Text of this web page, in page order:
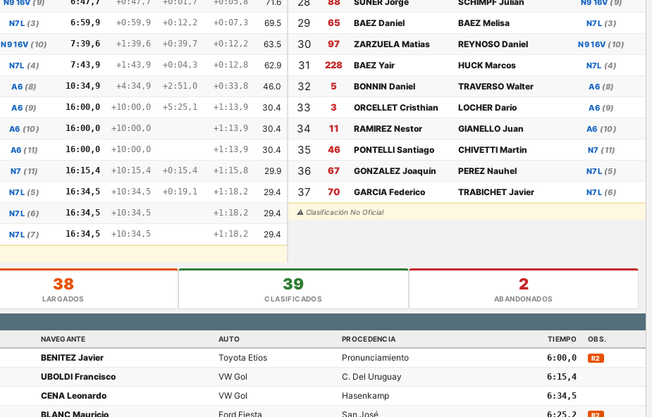
N9 16V (9)
N7L (3) 6:59,9 +0:59,9 +0:12,2 +0:07,3 69.5
N9 16V (10) 7:39,6 +1:39,6 +0:39,7 +0:12,2 63.5
N7L (4) 7:43,9 +1:43,9 +0:04,3 +0:12,8 62.9
A6 (8) 10:34,9 +4:34,9 +2:51,0 +0:33,8 46.0
A6 (9) 16:00,0 +10:00,0 +5:25,1 +1:13,9 30.4
A6 (10) 16:00,0 +10:00,0 +1:13,9 30.4
A6 (11) 16:00,0 +10:00,0 +1:13,9 30.4
N7 (11) 16:15,4 +10:15,4 +0:15,4 +1:15,8 29.9
N7L (5) 16:34,5 +10:34,5 +0:19,1 +1:18,2 29.4
N7L (6) 16:34,5 +10:34,5 +1:18,2 29.4
N7L (7) 16:34,5 +10:34,5 +1:18,2 29.4
N9 16V (9)
29 65 BAEZ Daniel BAEZ Melisa N7L (3)
30 97 ZARZUELA Matias REYNOSO Daniel N9 16V (10)
31 228 BAEZ Yair HUCK Marcos N7L (4)
32 5 BONNIN Daniel TRAVERSO Walter A6 (8)
33 3 ORCELLET Cristhian LOCHER Darío A6 (9)
34 11 RAMIREZ Nestor GIANELLO Juan A6 (10)
35 46 PONTELLI Santiago CHIVETTI Martin N7 (11)
36 67 GONZALEZ Joaquín PEREZ Nauhel N7L (5)
37 70 GARCIA Federico TRABICHET Javier N7L (6)
⚠ Clasificación No Oficial
38
LARGADOS
39
CLASIFICADOS
2
ABANDONADOS
NAVEGANTE AUTO PROCEDENCIA TIEMPO OBS.
BENITEZ Javier Toyota Etios Pronunciamiento 6:00,0 R2
UBOLDI Francisco VW Gol C. Del Uruguay 6:15,4
CENA Leonardo VW Gol Hasenkamp 6:34,5
BLANC Mauricio Ford Fiesta San José 6:25,2 R2